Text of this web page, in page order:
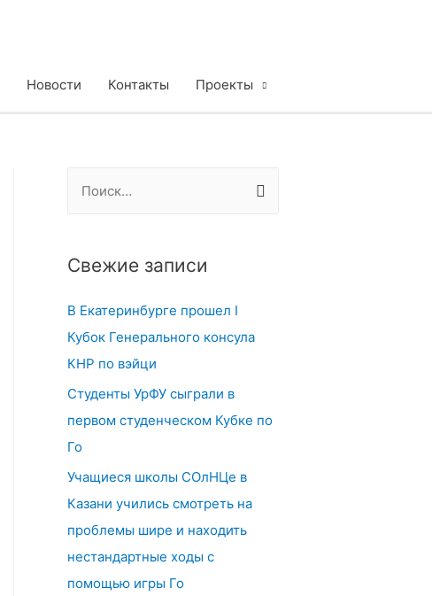
Новости Контакты Проекты
т
:
Свежие записи
В Екатеринбурге прошел I
Кубок Генерального консула
КНР по вэйци
Студенты УрФУ сыграли в
первом студенческом Кубке по
Го
Учащиеся школы СОлНЦе в
Казани учились смотреть на
проблемы шире и находить
нестандартные ходы с
помощью игры Го